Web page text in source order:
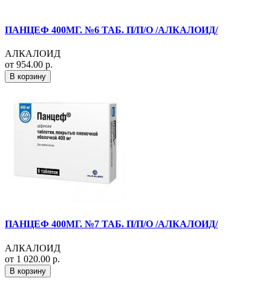
ПАНЦЕФ 400МГ. №6 ТАБ. П/П/О /АЛКАЛОИД/
АЛКАЛОИД
от 954.00 р.
В корзину
ПАНЦЕФ 400МГ. №7 ТАБ. П/П/О /АЛКАЛОИД/
АЛКАЛОИД
от 1 020.00 р.
В корзину